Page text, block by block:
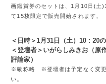
画鑑賞券のセットは、1月10日(
て15枚限定で販売開始されます。
＜日時＞1月31日（土）10：20
＜登壇者＞いがらしみきお（原
評論家）
※敬称略 ※登壇者は予定なく変更
い。